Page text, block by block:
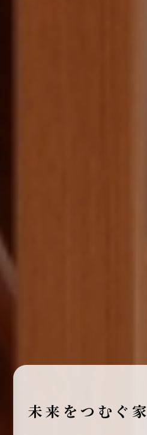
未来をつむぐ家